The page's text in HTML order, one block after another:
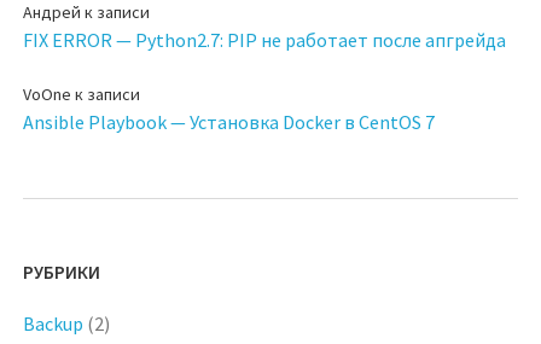
Андрей к записи
FIX ERROR — Python2.7: PIP не работает после апгрейда
VoOne к записи
Ansible Playbook — Установка Docker в CentOS 7
РУБРИКИ
Backup (2)